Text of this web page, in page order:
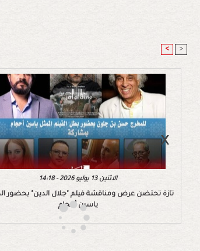
< >
الاثنين 13 يوليو 2026 - 14:18
تازة تحتضن عرض ومناقشة فيلم "جلال الدين" بحضور
ياسين أحجام